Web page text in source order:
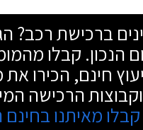
ברכישת רכב?
הנכון. קבלו
חינם, הכירו
הרכישה
קבלו מאיתנו